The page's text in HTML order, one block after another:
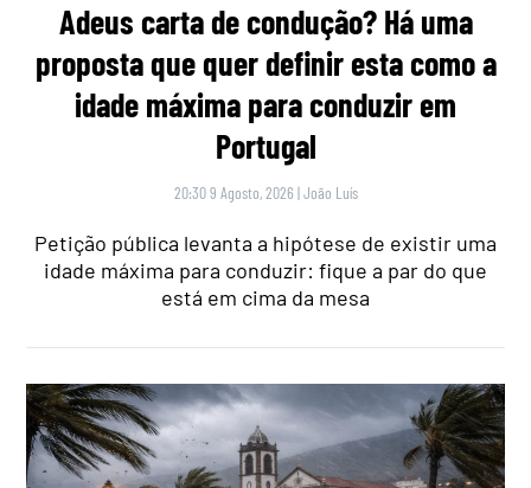
Adeus carta de condução? Há uma
proposta que quer definir esta como a
idade máxima para conduzir em
Portugal
20:30 9 Agosto, 2026 |João Luís
Petição pública levanta a hipótese de existir uma
idade máxima para conduzir: fique a par do que
está em cima da mesa